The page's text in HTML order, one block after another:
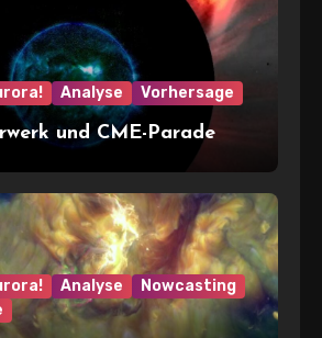
Analyse Vorhersage
und CME-Parade
Analyse
Nowcasting